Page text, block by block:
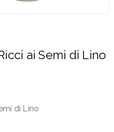
ai Semi di Lino
di Lino